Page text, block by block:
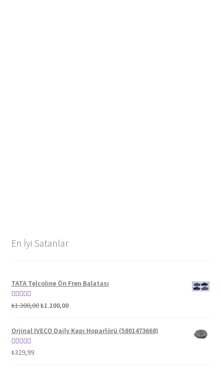
En İyi Satanlar
TATA Telcoline Ön Fren Balatası
5 üzerinden
₺1.300,00Orijinal
₺1.300,00.
₺1.100,00Şu
fiyat:
₺1.100,00.
Orjinal IVECO Daily Kapı Hoparlörü (5801473668)
5 üzerinden
₺329,99